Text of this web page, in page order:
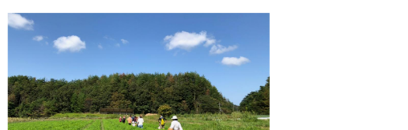
催行期間：通年 ■申込締切：７日前